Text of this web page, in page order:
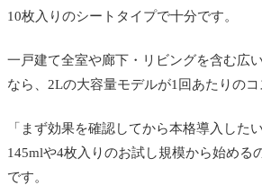
10枚入りのシートタイプで十分です。
一戸建て全室や廊下・リビングを含む広
なら、2Lの大容量モデルが1回あたりのコ
「まず効果を確認してから本格導入した
145mlや4枚入りのお試し規模から始める
です。